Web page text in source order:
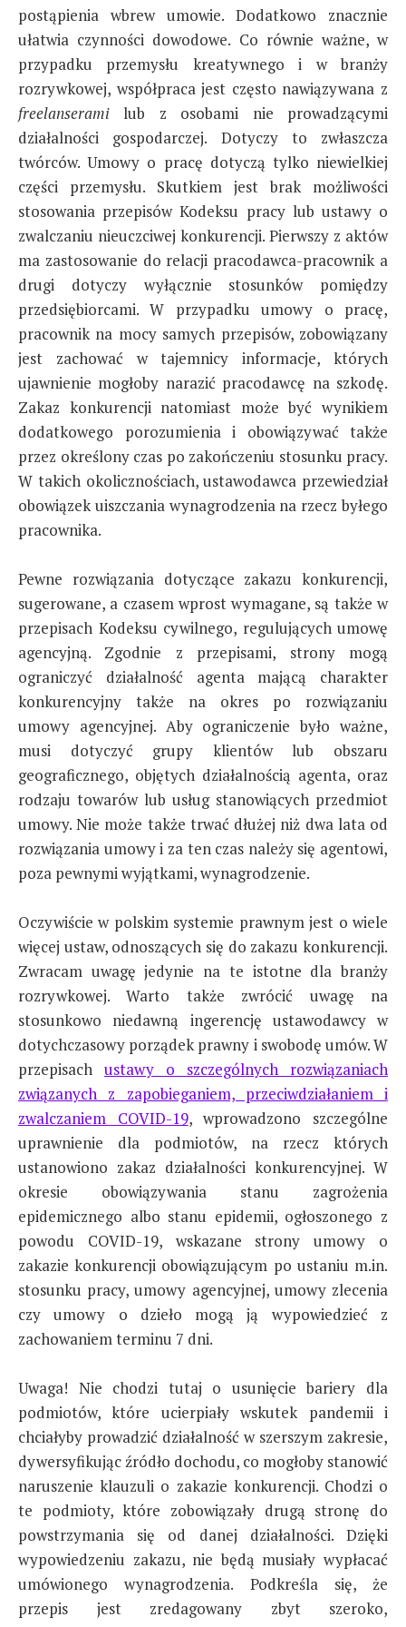
postąpienia wbrew umowie. Dodatkowo znacznie
ułatwia czynności dowodowe. Co równie ważne, w
przypadku przemysłu kreatywnego i w branży
rozrywkowej, współpraca jest często nawiązywana z
freelanseramilub z osobami nie prowadzącymi
działalności gospodarczej. Dotyczy to zwłaszcza
twórców. Umowy o pracę dotyczą tylko niewielkiej
części przemysłu. Skutkiem jest brak możliwości
stosowania przepisów Kodeksu pracy lub ustawy o
zwalczaniu nieuczciwej konkurencji. Pierwszy z aktów
ma zastosowanie do relacji pracodawca-pracownik a
drugi dotyczy wyłącznie stosunków pomiędzy
przedsiębiorcami. W przypadku umowy o pracę,
pracownik na mocy samych przepisów, zobowiązany
jest zachować w tajemnicy informacje, których
ujawnienie mogłoby narazić pracodawcę na szkodę.
Zakaz konkurencji natomiast może być wynikiem
dodatkowego porozumienia i obowiązywać także
przez określony czas po zakończeniu stosunku pracy.
W takich okolicznościach, ustawodawca przewiedział
obowiązek uiszczania wynagrodzenia na rzecz byłego
pracownika.
Pewne rozwiązania dotyczące zakazu konkurencji,
sugerowane, a czasem wprost wymagane, są także w
przepisach Kodeksu cywilnego, regulujących umowę
agencyjną. Zgodnie z przepisami, strony mogą
ograniczyć działalność agenta mającą charakter
konkurencyjny także na okres po rozwiązaniu
umowy agencyjnej. Aby ograniczenie było ważne,
musi dotyczyć grupy klientów lub obszaru
geograficznego, objętych działalnością agenta, oraz
rodzaju towarów lub usług stanowiących przedmiot
umowy. Nie może także trwać dłużej niż dwa lata od
rozwiązania umowy i za ten czas należy się agentowi,
poza pewnymi wyjątkami, wynagrodzenie.
Oczywiście w polskim systemie prawnym jest o wiele
więcej ustaw, odnoszących się do zakazu konkurencji.
Zwracam uwagę jedynie na te istotne dla branży
rozrywkowej. Warto także zwrócić uwagę na
stosunkowo niedawną ingerencję ustawodawcy w
dotychczasowy porządek prawny i swobodę umów. W
przepisach ustawy o szczególnych rozwiązaniach
związanych z zapobieganiem, przeciwdziałaniem i
zwalczaniem COVID-19, wprowadzono szczególne
uprawnienie dla podmiotów, na rzecz których
ustanowiono zakaz działalności konkurencyjnej. W
okresie obowiązywania stanu zagrożenia
epidemicznego albo stanu epidemii, ogłoszonego z
powodu COVID-19, wskazane strony umowy o
zakazie konkurencji obowiązującym po ustaniu m.in.
stosunku pracy, umowy agencyjnej, umowy zlecenia
czy umowy o dzieło mogą ją wypowiedzieć z
zachowaniem terminu 7 dni.
Uwaga! Nie chodzi tutaj o usunięcie bariery dla
podmiotów, które ucierpiały wskutek pandemii i
chciałyby prowadzić działalność w szerszym zakresie,
dywersyfikując źródło dochodu, co mogłoby stanowić
naruszenie klauzuli o zakazie konkurencji. Chodzi o
te podmioty, które zobowiązały drugą stronę do
powstrzymania się od danej działalności. Dzięki
wypowiedzeniu zakazu, nie będą musiały wypłacać
umówionego wynagrodzenia. Podkreśla się, że
przepis jest zredagowany zbyt szeroko,